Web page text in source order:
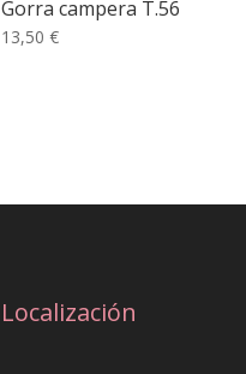
Gorra campera T.56
13,50 €
Localización